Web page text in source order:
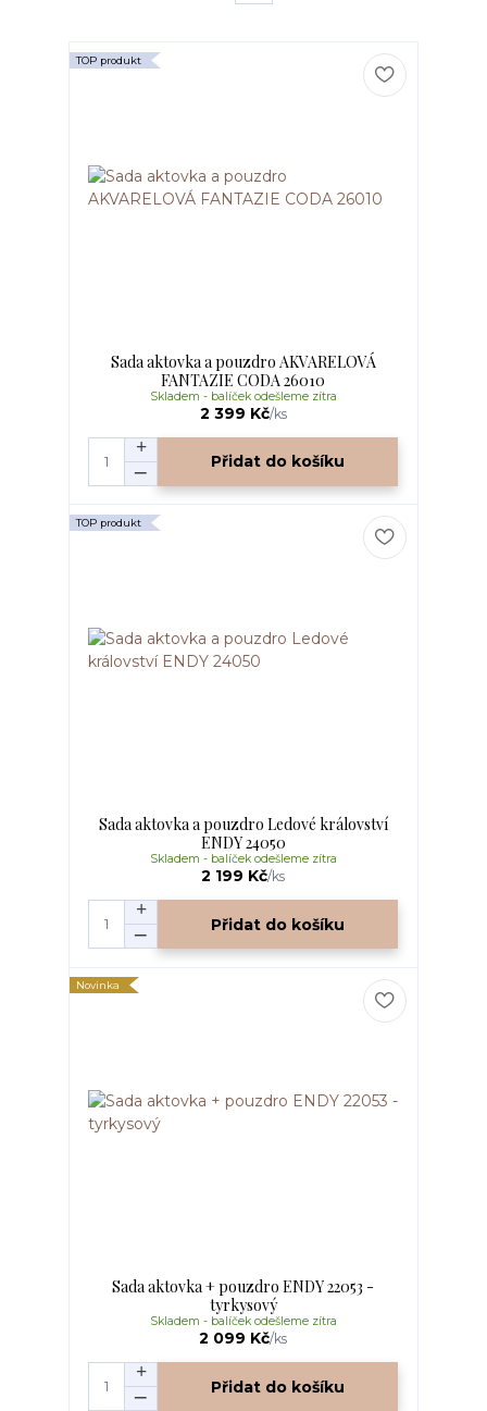
TOP produkt
Sada aktovka a pouzdro AKVARELOVÁ
FANTAZIE CODA 26010
2 399 Kč/ks
Skladem - balíček odešleme zítra
Přidat do košíku
TOP produkt
Sada aktovka a pouzdro Ledové království
ENDY 24050
2 199 Kč/ks
Skladem - balíček odešleme zítra
Přidat do košíku
Novinka
Sada aktovka + pouzdro ENDY 22053 -
tyrkysový
2 099 Kč/ks
Skladem - balíček odešleme zítra
Přidat do košíku